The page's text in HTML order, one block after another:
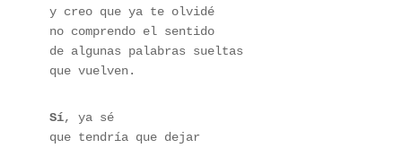
y creo que ya te olvidé
no comprendo el sentido
de algunas palabras sueltas
que vuelven.
Sí, ya sé
que tendría que dejar